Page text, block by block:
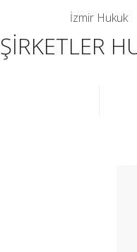
İzmir Hukuk
ŞİRKETLER